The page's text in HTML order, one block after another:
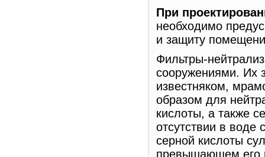
При
необходимо
и защиту
Фильтры-
сооружениями. Их
известняком,
образом для
кислоты, а также
отсутствии в
серной кислоты
превышающем его